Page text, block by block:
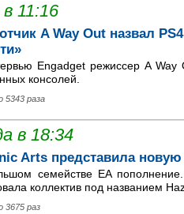
11:16
A Way Out назвал
Engadget режиссер A Way
консолей.
5343 раза
в 18:34
Arts представила
семействе EA
коллектив под названием
3675 раз